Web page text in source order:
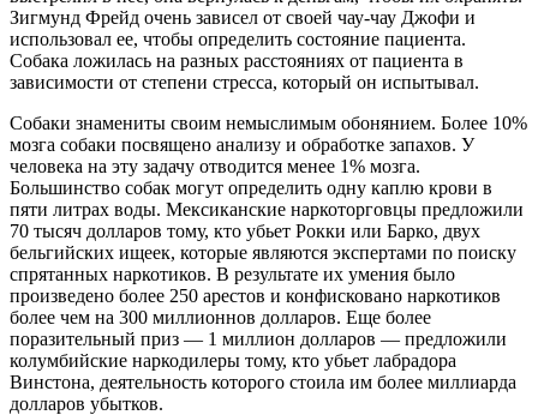
Зигмунд Фрейд очень зависел от своей чау-чау Джофи и
использовал ее, чтобы определить состояние пациента.
Собака ложилась на разных расстояниях от пациента в
зависимости от степени стресса, который он испытывал.
Собаки знамениты своим немыслимым обонянием. Более 10%
мозга собаки посвящено анализу и обработке запахов. У
человека на эту задачу отводится менее 1% мозга.
Большинство собак могут определить одну каплю крови в
пяти литрах воды. Мексиканские наркоторговцы предложили
70 тысяч долларов тому, кто убьет Рокки или Барко, двух
бельгийских ищеек, которые являются экспертами по поиску
спрятанных наркотиков. В результате их умения было
произведено более 250 арестов и конфисковано наркотиков
более чем на 300 миллионнов долларов. Еще более
поразительный приз — 1 миллион долларов — предложили
колумбийские наркодилеры тому, кто убьет лабрадора
Винстона, деятельность которого стоила им более миллиарда
долларов убытков.